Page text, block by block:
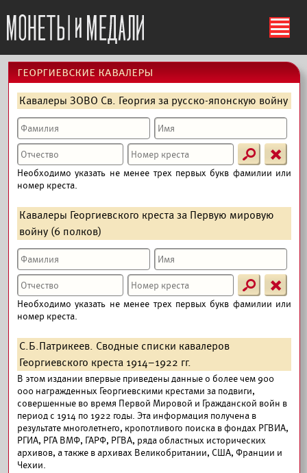
ś
георгиевские кавалеры
Кавалеры ЗОВО Св. Георгия за русско-японскую войну
s X
Необходимо указать не менее трех первых букв фамилии или
номер креста.
Кавалеры Георгиевского креста за Первую мировую
войну (6 полков)
s X
Необходимо указать не менее трех первых букв фамилии или
номер креста.
С.Б.Патрикеев. Сводные списки кавалеров
Георгиевского креста 1914–1922 гг.
В этом издании впервые приведены данные о более чем 900
000 награжденных Георгиевскими крестами за подвиги,
совершенные во время Первой Мировой и Гражданской войн в
период с 1914 по 1922 годы. Эта информация получена в
результате многолетнего, кропотливого поиска в фондах РГВИА,
РГИА, РГА ВМФ, ГАРФ, РГВА, ряда областных исторических
архивов, а также в архивах Великобритании, США, Франции и
Чехии.